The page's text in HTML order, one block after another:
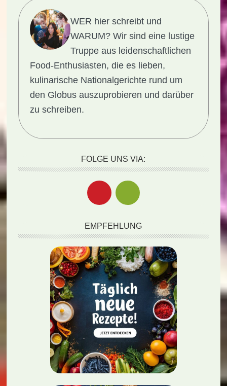
WER hier schreibt und
WARUM? Wir sind eine lustige
Truppe aus leidenschaftlichen
Food-Enthusiasten, die es lieben,
kulinarische Nationalgerichte rund um
den Globus auszuprobieren und darüber
zu schreiben.
FOLGE UNS VIA:
EMPFEHLUNG